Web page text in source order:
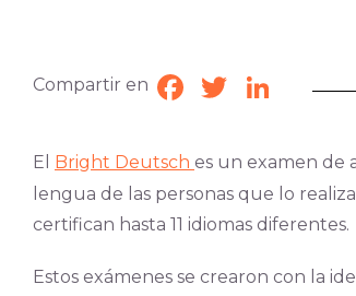
Compartir en Facebook
TwitterLinkedIn
El Bright Deutsch es un examen de
lengua de las personas que lo
certifican hasta 11 idiomas diferentes.
Estos exámenes se crearon con la